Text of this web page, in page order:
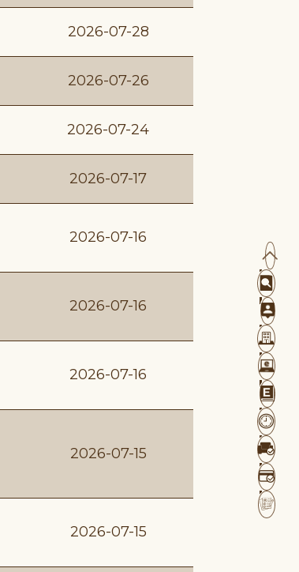
2026-07-28
2026-07-26
2026-07-24
2026-07-17
2026-07-16
2026-07-16
2026-07-16
2026-07-15
2026-07-15